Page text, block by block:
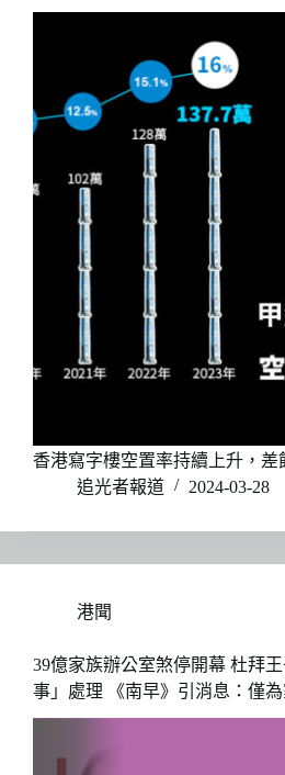
香港寫字樓空置率持續上升，
追光者報道
2024-03-28
港聞
39億家族辦公室煞停開幕 杜拜
事」處理 《南早》引消息：僅